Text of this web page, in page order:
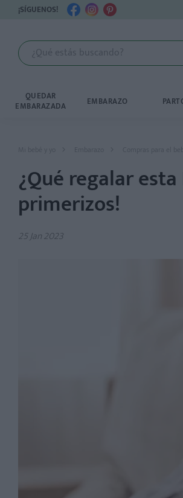
¡SÍGUENOS!
QUEDAR
EMBARAZADA EMBARAZO
Mi bebé y yo Embarazo
¿Qué regalar
primerizos!
25 Jan 2023